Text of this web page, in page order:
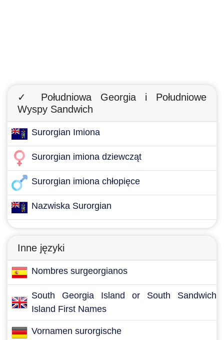
✓ Południowa Georgia i Południowe
Wyspy Sandwich
Surorgian Imiona
Surorgian imiona dziewcząt
Surorgian imiona chłopięce
Nazwiska Surorgian
Inne języki
Nombres surgeorgianos
South Georgia Island or South Sandwich
Island First Names
Vornamen surorgische